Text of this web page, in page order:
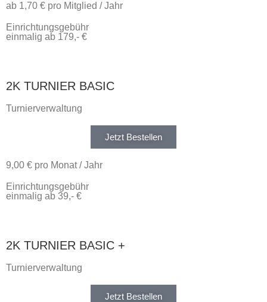
ab 1,70 € pro Mitglied / Jahr
Einrichtungsgebühr
einmalig ab 179,- €
2K TURNIER BASIC
Turnierverwaltung
Jetzt Bestellen
9,00 € pro Monat / Jahr
Einrichtungsgebühr
einmalig ab 39,- €
2K TURNIER BASIC +
Turnierverwaltung
Jetzt Bestellen